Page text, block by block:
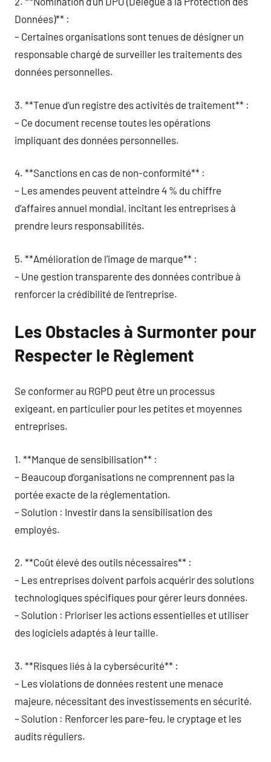
Données)** :
– Certaines organisations sont tenues de désigner un
responsable chargé de surveiller les traitements des
données personnelles.
3. **Tenue d’un registre des activités de traitement** :
– Ce document recense toutes les opérations
impliquant des données personnelles.
4. **Sanctions en cas de non-conformité** :
– Les amendes peuvent atteindre 4 % du chiffre
d’affaires annuel mondial, incitant les entreprises à
prendre leurs responsabilités.
5. **Amélioration de l’image de marque** :
– Une gestion transparente des données contribue à
renforcer la crédibilité de l’entreprise.
Les Obstacles à Surmonter pour
Respecter le Règlement
Se conformer au RGPD peut être un processus
exigeant, en particulier pour les petites et moyennes
entreprises.
1. **Manque de sensibilisation** :
– Beaucoup d’organisations ne comprennent pas la
portée exacte de la réglementation.
– Solution : Investir dans la sensibilisation des
employés.
2. **Coût élevé des outils nécessaires** :
– Les entreprises doivent parfois acquérir des solutions
technologiques spécifiques pour gérer leurs données.
– Solution : Prioriser les actions essentielles et utiliser
des logiciels adaptés à leur taille.
3. **Risques liés à la cybersécurité** :
– Les violations de données restent une menace
majeure, nécessitant des investissements en sécurité.
– Solution : Renforcer les pare-feu, le cryptage et les
audits réguliers.